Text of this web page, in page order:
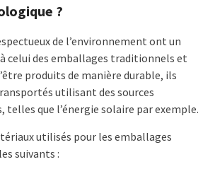
?
de l’environnement ont un
celui des emballages traditionnels et
produits de manière durable, ils
utilisant des sources
telles que l’énergie solaire par exemple.
utilisés pour les emballages
suivants :